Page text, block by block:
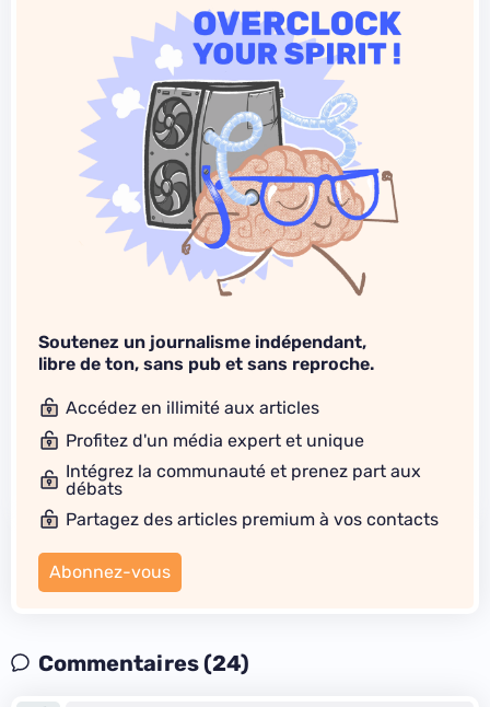
Soutenez un journalisme indépendant,
libre de ton, sans pub et sans reproche.
Accédez en illimité aux articles
Profitez d'un média expert et unique
Intégrez la communauté et prenez part aux
débats
Partagez des articles premium à vos contacts
Abonnez-vous
Commentaires (24)